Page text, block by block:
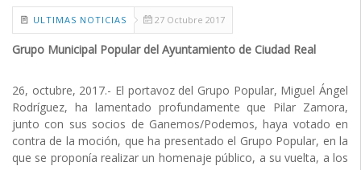
ULTIMAS NOTICIAS 27 Octubre 2017
Grupo Municipal Popular del Ayuntamiento de Ciudad Real
26, octubre, 2017.- El portavoz del Grupo Popular, Miguel Ángel
Rodríguez, ha lamentado profundamente que Pilar Zamora,
junto con sus socios de Ganemos/Podemos, haya votado en
contra de la moción, que ha presentado el Grupo Popular, en la
que se proponía realizar un homenaje público, a su vuelta, a los